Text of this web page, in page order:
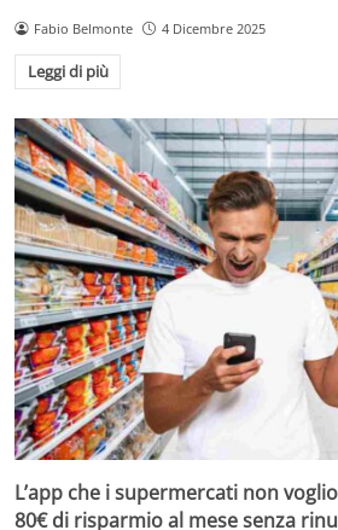
Fabio Belmonte 4 Dicembre 2025
Leggi di più
L’app che i supermercati non
80€ di risparmio al mese senza